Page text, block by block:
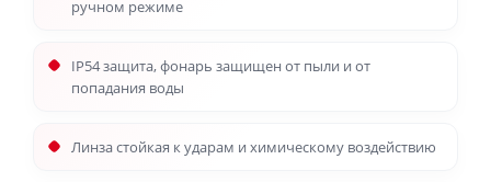
ручном режиме
IP54 защита, фонарь защищен от пыли и от
попадания воды
Линза стойкая к ударам и химическому воздействию